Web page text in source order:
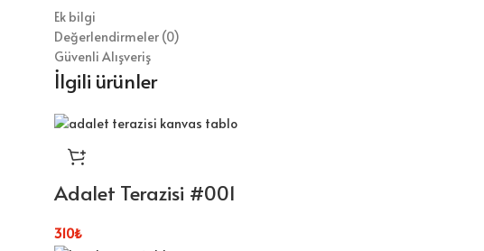
Ek bilgi
Değerlendirmeler (0)
Güvenli Alışveriş
İlgili ürünler
Adalet Terazisi #001
310₺